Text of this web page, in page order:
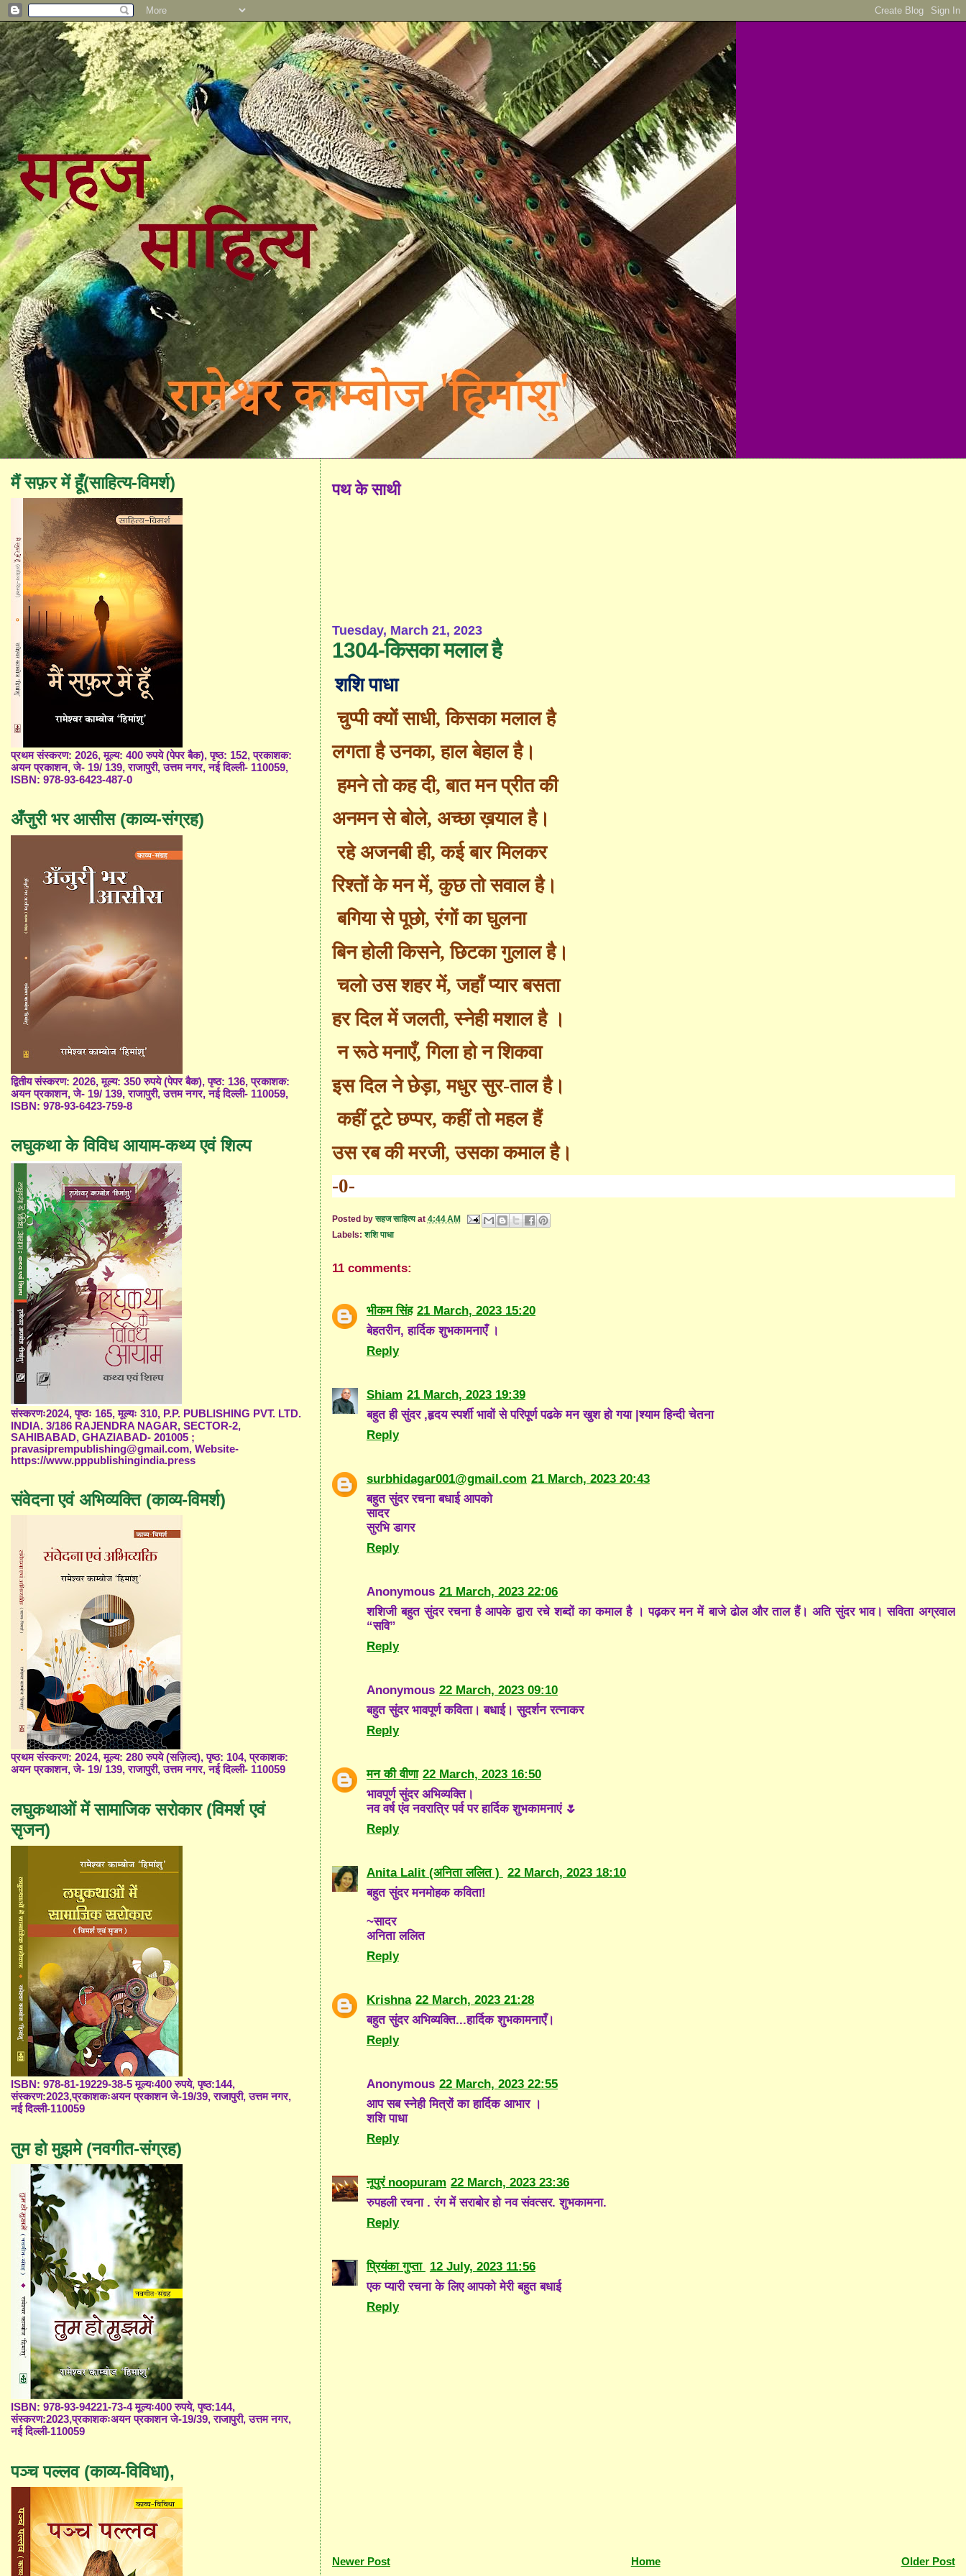
पथ के साथी
Tuesday, March 21, 2023
1304-किसका मलाल है
शशि पाधा
चुप्पी क्यों साधी,किसका मलाल है
लगता है उनका,हाल बेहाल है।
हमने तो कह दी,बात मन प्रीत की
अनमन से बोले, अच्छा ख़याल है।
रहे अजनबी ही,कई बार मिलकर
रिश्तों के मन में,कुछ तो सवाल है।
बगिया से पूछो,रंगों का घुलना
बिन होली किसने,छिटका गुलाल है।
चलो उस शहर में,जहाँ प्यार बसता
हर दिल में जलती,स्नेही मशाल है ।
न रूठे मनाएँ,गिला हो न शिकवा
इस दिल ने छेड़ा,मधुर सुर-ताल है।
कहीं टूटे छप्पर,कहीं तो महल हैं
उस रब की मरजी,उसका कमाल है।
-0-
Posted byसहज साहित्य at 4:44 AM
Labels:शशि पाधा
11 comments:
भीकम सिंह 21 March, 2023 15:20
बेहतरीन, हार्दिक शुभकामनाएँ ।
Reply
Shiam 21 March, 2023 19:39
बहुत ही सुंदर ,हृदय स्पर्शी भावों से परिपूर्ण पढके मन खुश हो गया |श्याम हिन्दी चेतना
Reply
surbhidagar001@gmail.com 21 March, 2023 20:43
बहुत सुंदर रचना बधाई आपको
सादर
सुरभि डागर
Reply
Anonymous 21 March, 2023 22:06
शशिजी बहुत सुंदर रचना है आपके द्वारा रचे शब्दों का कमाल है । पढ़कर मन में बाजे ढोल और ताल हैं। अति सुंदर भाव। सविता अग्रवाल
“सवि”
Reply
Anonymous 22 March, 2023 09:10
बहुत सुंदर भावपूर्ण कविता। बधाई। सुदर्शन रत्नाकर
Reply
मन की वीणा 22 March, 2023 16:50
भावपूर्ण सुंदर अभिव्यक्ति।
नव वर्ष एंव नवरात्रि पर्व पर हार्दिक शुभकामनाएं 🌷
Reply
Anita Lalit (अनिता ललित )
22 March, 2023 18:10
बहुत सुंदर मनमोहक कविता!
~सादर
अनिता ललित
Reply
Krishna 22 March, 2023 21:28
बहुत सुंदर अभिव्यक्ति...हार्दिक शुभकामनाएँ।
Reply
Anonymous 22 March, 2023 22:55
आप सब स्नेही मित्रों का हार्दिक आभार ।
शशि पाधा
Reply
नूपुरं noopuram 22 March, 2023 23:36
रुपहली रचना . रंग में सराबोर हो नव संवत्सर. शुभकामना.
Reply
प्रियंका गुप्ता 12 July, 2023 11:56
एक प्यारी रचना के लिए आपको मेरी बहुत बधाई
Reply
Newer Post Older Post
Home
मैं सफ़र में हूँ(साहित्य-विमर्श)
प्रथम संस्करण: 2026, मूल्य: 400 रुपये (पेपर बैक), पृष्ठ: 152, प्रकाशक:
अयन प्रकाशन, जे- 19/ 139, राजापुरी, उत्तम नगर, नई दिल्ली- 110059,
ISBN: 978-93-6423-487-0
अँजुरी भर आसीस (काव्य-संग्रह)
द्वितीय संस्करण: 2026, मूल्य: 350 रुपये (पेपर बैक), पृष्ठ: 136, प्रकाशक:
अयन प्रकाशन, जे- 19/ 139, राजापुरी, उत्तम नगर, नई दिल्ली- 110059,
ISBN: 978-93-6423-759-8
लघुकथा के विविध आयाम-कथ्य एवं शिल्प
संस्करणः2024, पृष्ठः 165, मूल्यः 310, P.P. PUBLISHING PVT. LTD.
INDIA. 3/186 RAJENDRA NAGAR, SECTOR-2,
SAHIBABAD, GHAZIABAD- 201005 ;
pravasiprempublishing@gmail.com, Website-
https://www.pppublishingindia.press
संवेदना एवं अभिव्यक्ति (काव्य-विमर्श)
प्रथम संस्करण: 2024, मूल्य: 280 रुपये (सज़िल्द), पृष्ठ: 104, प्रकाशक:
अयन प्रकाशन, जे- 19/ 139, राजापुरी, उत्तम नगर, नई दिल्ली- 110059
लघुकथाओं में सामाजिक सरोकार (विमर्श एवं
सृजन)
ISBN: 978-81-19229-38-5 मूल्यः400 रुपये, पृष्ठ:144,
संस्करण:2023,प्रकाशकःअयन प्रकाशन जे-19/39, राजापुरी, उत्तम नगर,
नई दिल्ली-110059
तुम हो मुझमे (नवगीत-संग्रह)
ISBN: 978-93-94221-73-4 मूल्यः400 रुपये, पृष्ठ:144,
संस्करण:2023,प्रकाशकःअयन प्रकाशन जे-19/39, राजापुरी, उत्तम नगर,
नई दिल्ली-110059
पञ्च पल्लव (काव्य-विविधा),